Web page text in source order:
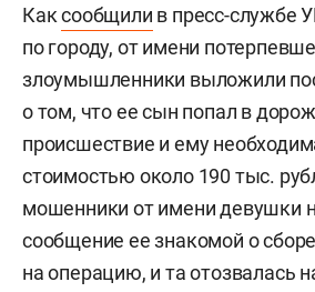
Каксообщили в пресс-службе
по городу, от имени
злоумышленники выложили
о том, что ее сын попал в
происшествие и ему
стоимостью около 190 тыс.
мошенники от имени девушки
сообщение ее знакомой о
на операцию, и та отозвалась